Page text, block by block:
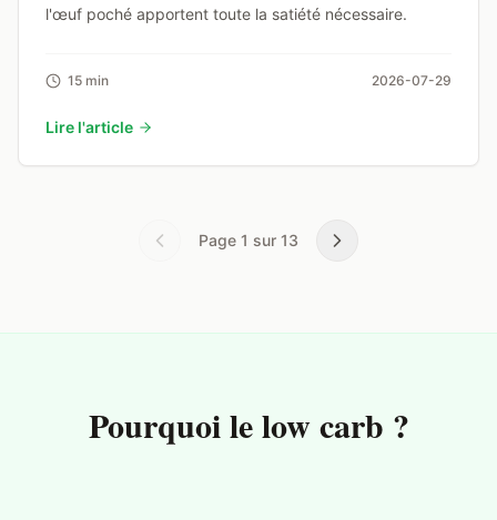
l'œuf poché apportent toute la satiété nécessaire.
15 min 2026-07-29
Lire l'article
Page 1 sur 13
Pourquoi le low carb ?